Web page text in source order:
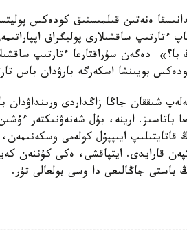
ەنەتىن قىلمىستىق كودەكس
ءتارتىپ ساقشىلارى پوليگراف
با؟» دەگەن سۇراقتارعا ءتارتىپ
اسكەرگە بارۋدان باس تارتقاندار 3 جىلعا دەيىن باس
شىققان جاڭا زاڭداردى
باتاسىز. ارينە، بۇل شەنەۋنىكتەر
قاتايتىلىپ ايىپپۇل كولەمى
قارايدى. ايتپاقشى، ەكى كۇننەن
باستى جاڭالىعى دا وسى بولعالى تۇر.